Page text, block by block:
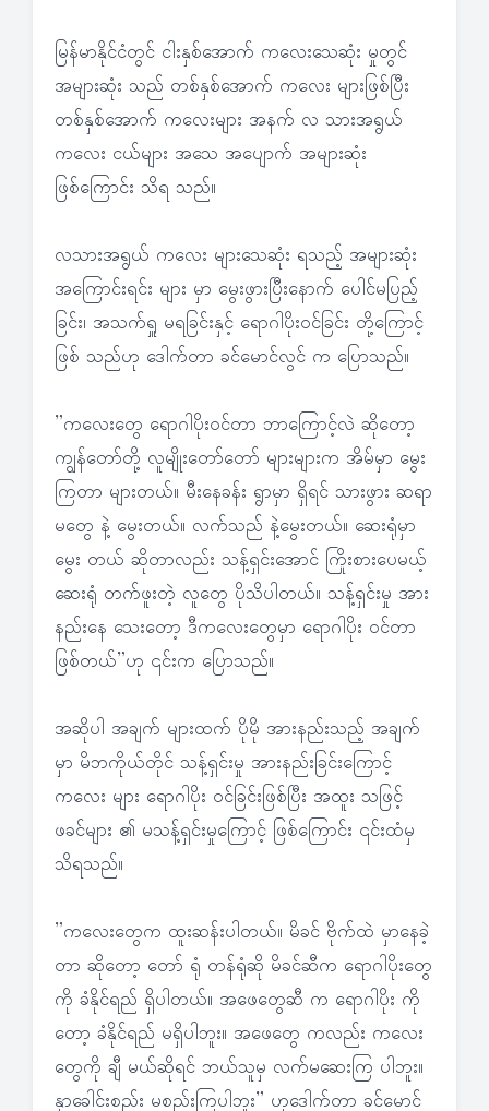
မြန်မာနိုင်ငံတွင် ငါးနှစ်အောက် ကလေးသေဆုံး မှုတွင်
အများဆုံး သည် တစ်နှစ်အောက် ကလေး များဖြစ်ပြီး
တစ်နှစ်အောက် ကလေးများ အနက် လ သားအရွယ်
ကလေး ငယ်များ အသေ အပျောက် အများဆုံး
ဖြစ်ကြောင်း သိရ သည်။
လသားအရွယ် ကလေး များသေဆုံး ရသည့် အများဆုံး
အကြောင်းရင်း များ မှာ မွေးဖွားပြီးနောက် ပေါင်မပြည့်
ခြင်း၊ အသက်ရှူ မရခြင်းနှင့် ရောဂါပိုးဝင်ခြင်း တို့ကြောင့်
ဖြစ် သည်ဟု ဒေါက်တာ ခင်မောင်လွင် က ပြောသည်။
”ကလေးတွေ ရောဂါပိုးဝင်တာ ဘာကြောင့်လဲ ဆိုတော့
ကျွန်တော်တို့ လူမျိုးတော်တော် များများက အိမ်မှာ မွေး
ကြတာ များတယ်။ မီးနေခန်း ရွာမှာ ရှိရင် သားဖွား ဆရာ
မတွေ နဲ့ မွေးတယ်။ လက်သည် နဲ့မွေးတယ်။ ဆေးရုံမှာ
မွေး တယ် ဆိုတာလည်း သန့်ရှင်းအောင် ကြိုးစားပေမယ့်
ဆေးရုံ တက်ဖူးတဲ့ လူတွေ ပိုသိပါတယ်။ သန့်ရှင်းမှု အား
နည်းနေ သေးတော့ ဒီကလေးတွေမှာ ရောဂါပိုး ဝင်တာ
ဖြစ်တယ်”ဟု ၎င်းက ပြောသည်။
အဆိုပါ အချက် များထက် ပိုမို အားနည်းသည့် အချက်
မှာ မိဘကိုယ်တိုင် သန့်ရှင်းမှု အားနည်းခြင်းကြောင့်
ကလေး များ ရောဂါပိုး ဝင်ခြင်းဖြစ်ပြီး အထူး သဖြင့်
ဖခင်များ ၏ မသန့်ရှင်းမှုကြောင့် ဖြစ်ကြောင်း ၎င်းထံမှ
သိရသည်။
”ကလေးတွေက ထူးဆန်းပါတယ်။ မိခင် ဗိုက်ထဲ မှာနေခဲ့
တာ ဆိုတော့ တော် ရုံ တန်ရုံဆို မိခင်ဆီက ရောဂါပိုးတွေ
ကို ခံနိုင်ရည် ရှိပါတယ်။ အဖေတွေဆီ က ရောဂါပိုး ကို
တော့ ခံနိုင်ရည် မရှိပါဘူး။ အဖေတွေ ကလည်း ကလေး
တွေကို ချီ မယ်ဆိုရင် ဘယ်သူမှ လက်မဆေးကြ ပါဘူး။
နှာခေါင်းစည်း မစည်းကြပါဘူး” ဟုဒေါက်တာ ခင်မောင်